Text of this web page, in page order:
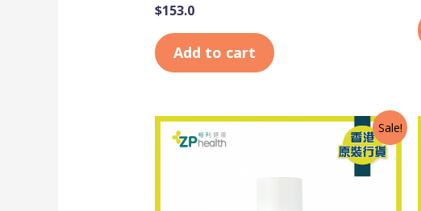
$153.0
Add to cart
Sale!
Original
price
Current
price